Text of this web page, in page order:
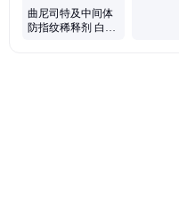
曲尼司特及中间体
防指纹稀释剂 白色